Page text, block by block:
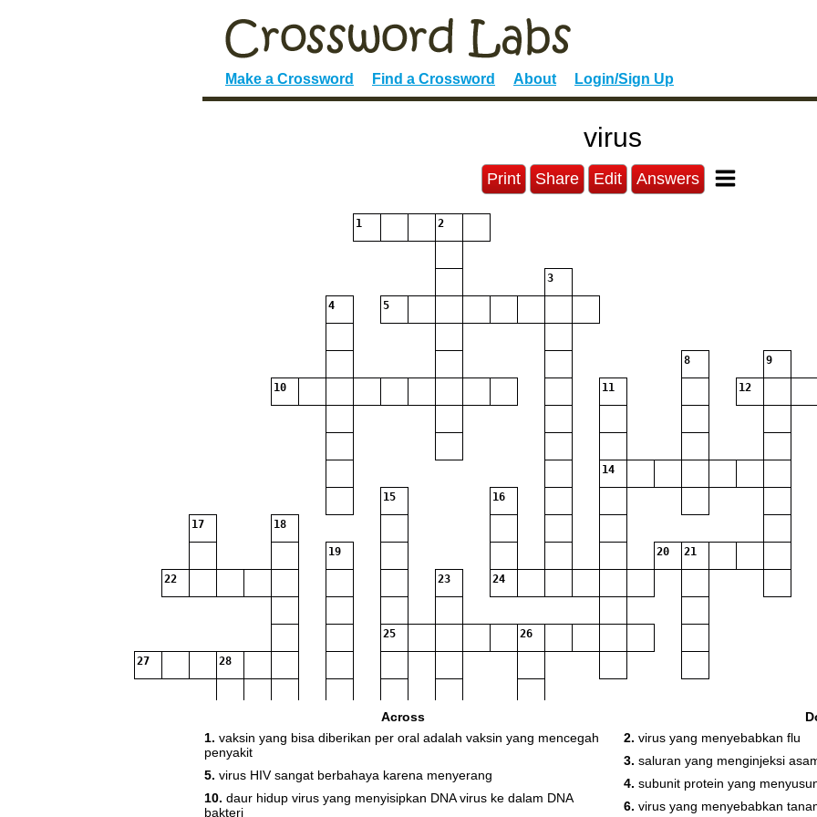
Make a Crossword Find a Crossword About Login/Sign Up
virus
Print Share Edit Answers
1 2
3
4 5
8 9
10 11 12
14
15 16
17 18
19 20 21
22 23 24
25 26
27 28
Across
1. vaksin yang bisa diberikan per oral adalah vaksin yang mencegah
penyakit
5. virus HIV sangat berbahaya karena menyerang
10. daur hidup virus yang menyisipkan DNA virus ke dalam DNA
bakteri
2. virus yang menyebabkan flu
3. saluran yang menginjeksi
4. subunit protein yang
6. virus yang menyebabkan